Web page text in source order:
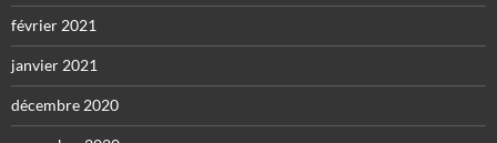
février 2021
janvier 2021
décembre 2020